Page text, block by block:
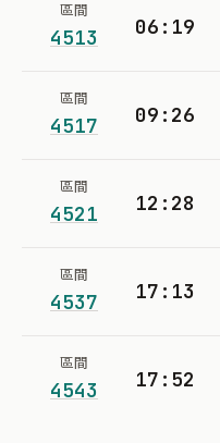
區間
4513 06:19
區間
4517 09:26
區間
4521 12:28
區間
4537 17:13
區間
4543 17:52